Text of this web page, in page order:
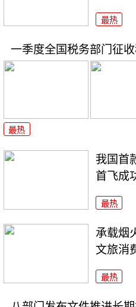
最热
一季度全国税务部门征
最热
我国首
首飞成
最热
承载烟
文旅消
最热